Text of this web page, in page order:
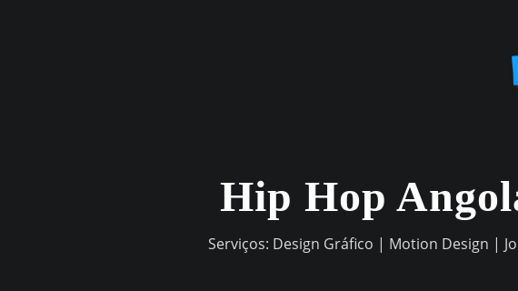
Hip Hop
Serviços: Design Gráfico | Motion Design |